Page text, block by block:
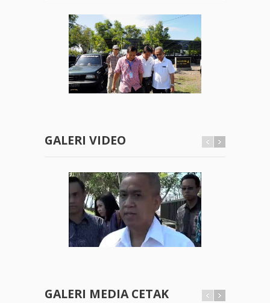
GALERI VIDEO
GALERI MEDIA CETAK